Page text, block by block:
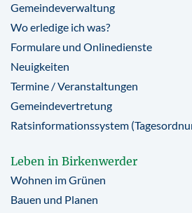
Gemeindeverwaltung
Wo erledige ich was?
Formulare und Onlinedienste
Neuigkeiten
Termine / Veranstaltungen
Gemeindevertretung
Ratsinformationssystem
Leben in Birkenwerder
Wohnen im Grünen
Bauen und Planen